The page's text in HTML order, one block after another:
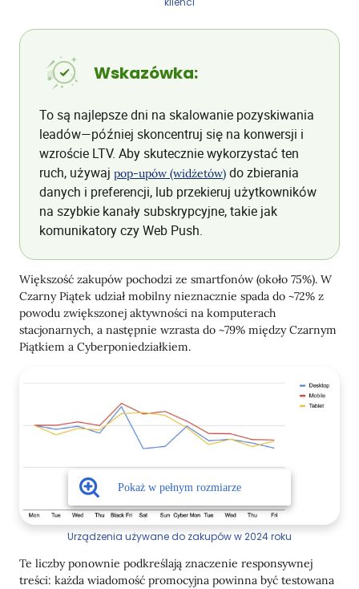
Wskazówka:
To są najlepsze dni na skalowanie pozyskiwania
leadów—później skoncentruj się na konwersji i
wzroście LTV. Aby skutecznie wykorzystać ten
ruch, używaj pop-upów (widżetów) do zbierania
danych i preferencji, lub przekieruj użytkowników
na szybkie kanały subskrypcyjne, takie jak
komunikatory czy Web Push.
Większość zakupów pochodzi ze smartfonów (około 75%). W
Czarny Piątek udział mobilny nieznacznie spada do ~72% z
powodu zwiększonej aktywności na komputerach
stacjonarnych, a następnie wzrasta do ~79% między Czarnym
Piątkiem a Cyberponiedziałkiem.
Urządzenia używane do zakupów w 2024 roku
Te liczby ponownie podkreślają znaczenie responsywnej
treści: każda wiadomość promocyjna powinna być testowana